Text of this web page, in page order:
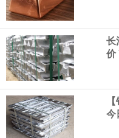
高50%。
芝加哥期权交易所
INC）：CBOE 欧
业务拓展至固定收
周四，亚洲科技股
长
价
今